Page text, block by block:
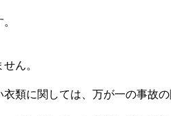
ん。
類に関しては、万が一の事故